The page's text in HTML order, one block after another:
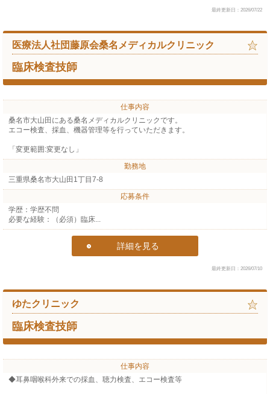
最終更新日：2026/07/22
医療法人社団藤原会桑名メディカルクリニック
臨床検査技師
仕事内容
桑名市大山田にある桑名メディカルクリニックです。
エコー検査、採血、機器管理等を行っていただきます。
「変更範囲:変更なし」
勤務地
三重県桑名市大山田1丁目7-8
応募条件
学歴：学歴不問
必要な経験：（必須）臨床...
詳細を見る
最終更新日：2026/07/10
ゆたクリニック
臨床検査技師
仕事内容
◆耳鼻咽喉科外来での採血、聴力検査、エコー検査等